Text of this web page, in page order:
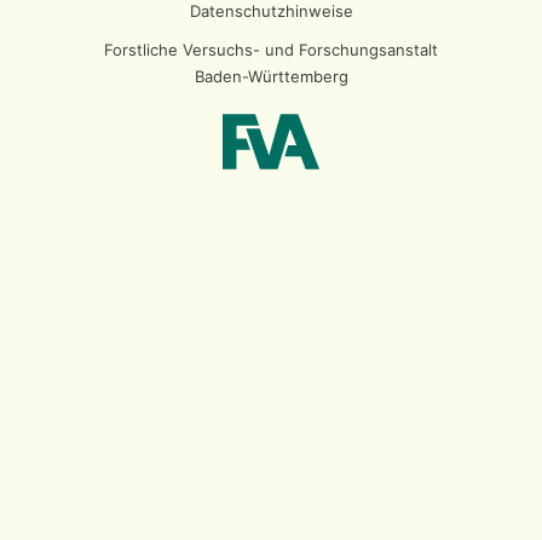
Datenschutzhinweise
Forstliche Versuchs- und Forschungsanstalt
Baden-Württemberg